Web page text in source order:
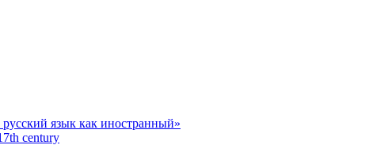
язык как иностранный»
century